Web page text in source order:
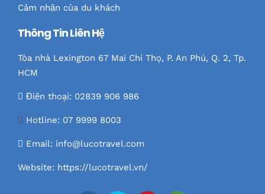
Cảm nhận của du khách
Thông Tin Liên Hệ
Tòa nhà Lexington 67 Mai Chí Thọ, P. An Phú, Q. 2, Tp.
HCM
Điện thoại: 02839 906 986
Hotline: 07 9999 8003
Email: info@lucotravel.com
Website: https://lucotravel.vn/